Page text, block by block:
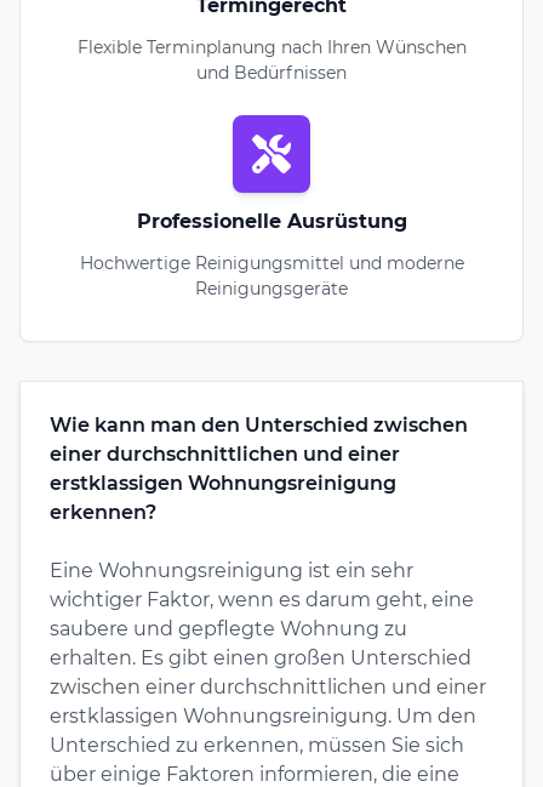
Termingerecht
Flexible Terminplanung nach Ihren Wünschen
und Bedürfnissen
Professionelle Ausrüstung
Hochwertige Reinigungsmittel und moderne
Reinigungsgeräte
Wie kann man den Unterschied zwischen
einer durchschnittlichen und einer
erstklassigen Wohnungsreinigung
erkennen?
Eine Wohnungsreinigung ist ein sehr
wichtiger Faktor, wenn es darum geht, eine
saubere und gepflegte Wohnung zu
erhalten. Es gibt einen großen Unterschied
zwischen einer durchschnittlichen und einer
erstklassigen Wohnungsreinigung. Um den
Unterschied zu erkennen, müssen Sie sich
über einige Faktoren informieren, die eine